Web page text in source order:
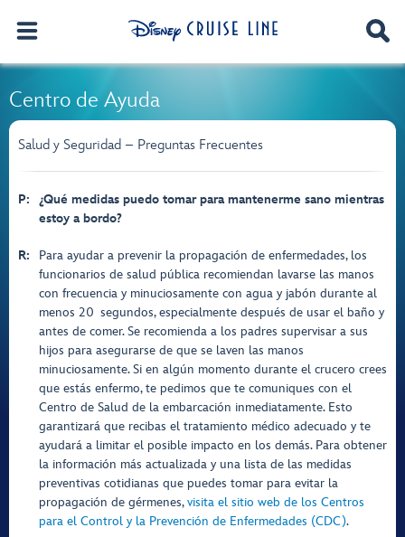
Centro de Ayuda
Salud y Seguridad – Preguntas Frecuentes
P:
¿Qué medidas puedo tomar para mantenerme sano mientras
estoy a bordo?
R:
Para ayudar a prevenir la propagación de enfermedades, los
funcionarios de salud pública recomiendan lavarse las manos
con frecuencia y minuciosamente con agua y jabón durante al
menos 20 segundos, especialmente después de usar el baño y
antes de comer. Se recomienda a los padres supervisar a sus
hijos para asegurarse de que se laven las manos
minuciosamente. Si en algún momento durante el crucero crees
que estás enfermo, te pedimos que te comuniques con el
Centro de Salud de la embarcación inmediatamente. Esto
garantizará que recibas el tratamiento médico adecuado y te
ayudará a limitar el posible impacto en los demás. Para obtener
la información más actualizada y una lista de las medidas
preventivas cotidianas que puedes tomar para evitar la
propagación de gérmenes,visita el sitio web de los Centros
para el Control y la Prevención de Enfermedades (CDC).